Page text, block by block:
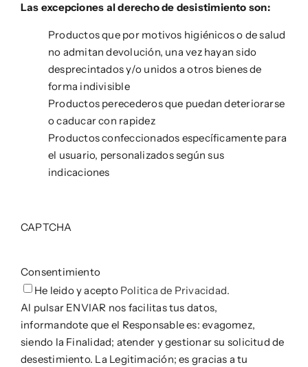
Las excepciones al derecho de desistimiento son:
Productos que por motivos higiénicos o de salud
no admitan devolución, una vez hayan sido
desprecintados y/o unidos a otros bienes de
forma indivisible
Productos perecederos que puedan deteriorarse
o caducar con rapidez
Productos confeccionados específicamente para
el usuario, personalizados según sus
indicaciones
CAPTCHA
Consentimiento
He leido y acepto Politica de Privacidad.
Al pulsar ENVIAR nos facilitas tus datos,
informandote que el Responsable es: evagomez,
siendo la Finalidad; atender y gestionar su solicitud de
desestimiento. La Legitimación; es gracias a tu